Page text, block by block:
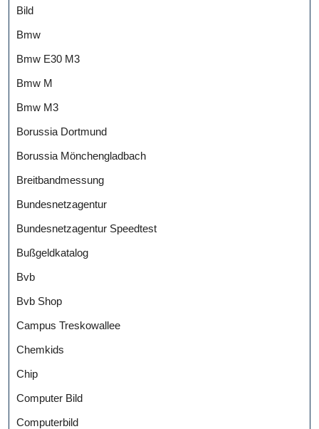
Bild
Bmw
Bmw E30 M3
Bmw M
Bmw M3
Borussia Dortmund
Borussia Mönchengladbach
Breitbandmessung
Bundesnetzagentur
Bundesnetzagentur Speedtest
Bußgeldkatalog
Bvb
Bvb Shop
Campus Treskowallee
Chemkids
Chip
Computer Bild
Computerbild